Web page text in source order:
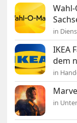
in
IKEA
dem
in
in